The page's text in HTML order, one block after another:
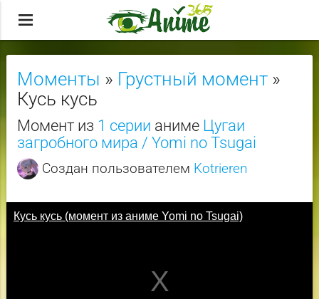
menu
Моменты » Грустный момент»
Кусь кусь
Момент из 1 серии аниме Цугаи
загробного мира / Yomi no Tsugai
Создан пользователем Kotrieren